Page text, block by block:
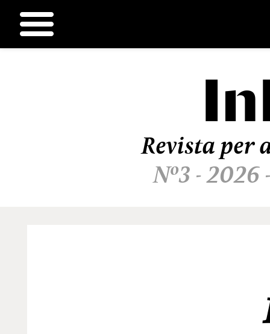
Revista per
Nº3 - 2026